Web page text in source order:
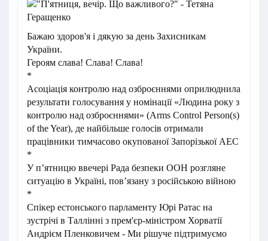
Бажаю здоров'я і дякую за день Захисникам
України.
Героям слава! Слава! Слава!
*
Асоціація контролю над озброєннями оприлюднила
результати голосування у номінації «Людина року з
контролю над озброєннями» (Arms Control Person(s)
of the Year), де найбільше голосів отримали
працівники тимчасово окупованої Запорізької АЕС
*
Уп’ятницю ввечері Рада безпеки ООН розгляне
ситуацію в Україні, пов’язану з російською війною
*
Спікер естонського парламенту Юрі Ратас на
зустрічі в Таллінні з прем'єр-міністром Хорватії
Андрієм Пленковичем - Ми рішуче підтримуємо